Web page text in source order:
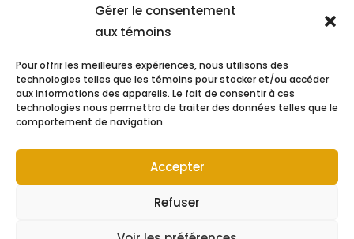
Gérer le consentement
aux témoins
Pour offrir les meilleures expériences, nous utilisons des
technologies telles que les témoins pour stocker et/ou accéder
aux informations des appareils. Le fait de consentir à ces
technologies nous permettra de traiter des données telles que le
comportement de navigation.
Accepter
Refuser
Téléphone :
(418) 622-1001
Heures d’ouverture :
Lundi au vendredi
8h30 à 16h30